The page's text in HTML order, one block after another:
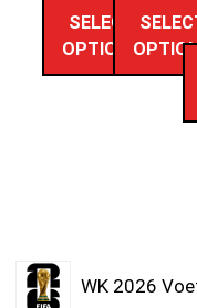
SELECT
OPTIONS
WK 2026